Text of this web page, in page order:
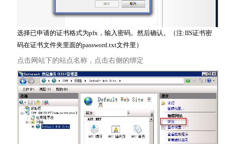
选择已申请的证书格式为pfx，输入密码。然后确认。（注:IIS证书密
码在证书文件夹里面的password.txt文件里）
点击网站下的站点名称，点击右侧的绑定